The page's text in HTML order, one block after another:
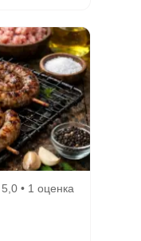
5,0 • 1 оценка